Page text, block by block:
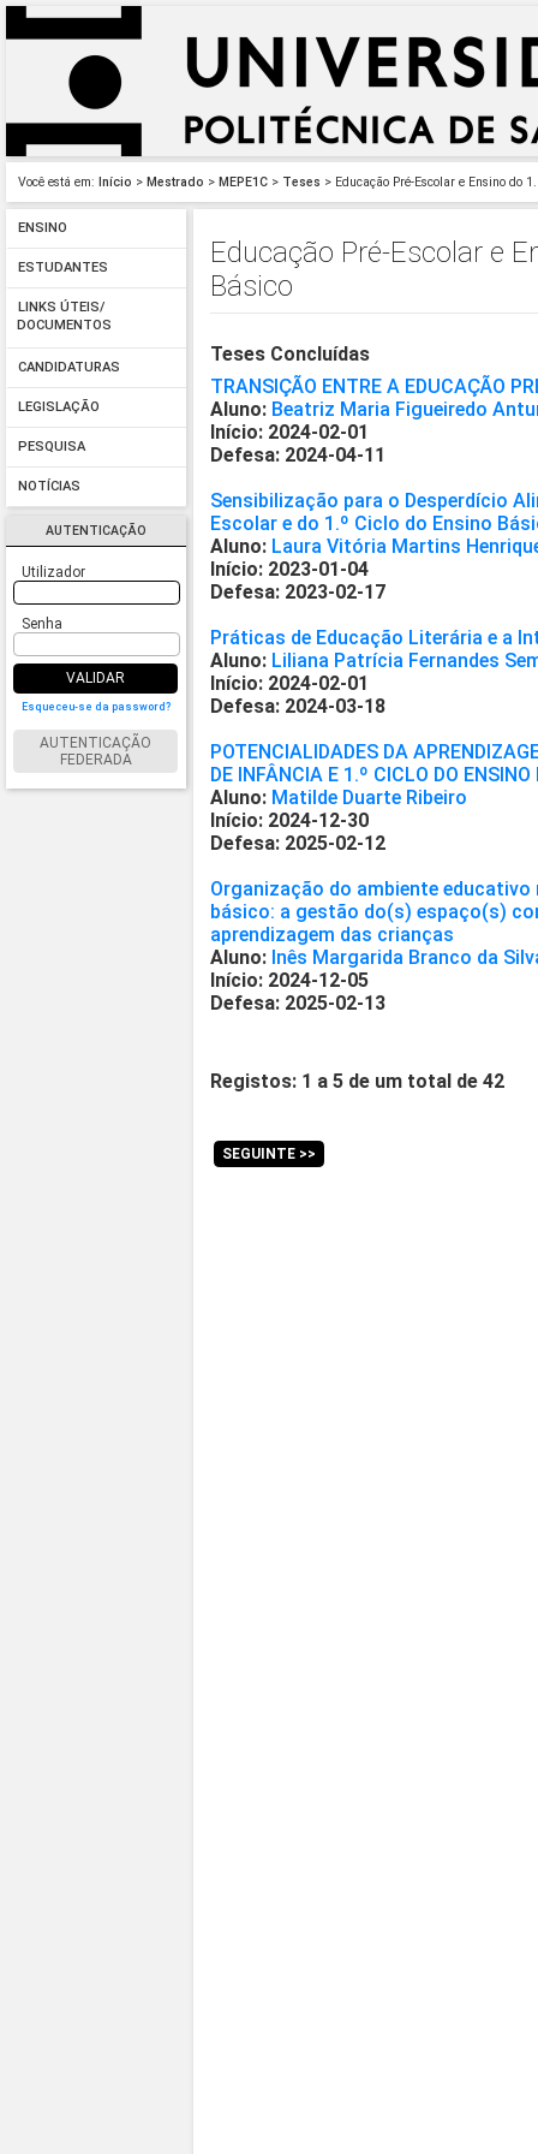
Você está em: Início > Mestrado > MEPE1C > Teses > Educação Pré-Escolar e Ensino do
ENSINO
ESTUDANTES
LINKS ÚTEIS/
DOCUMENTOS
CANDIDATURAS
LEGISLAÇÃO
PESQUISA
NOTÍCIAS
AUTENTICAÇÃO
Utilizador
Senha
VALIDAR
Esqueceu-se da password?
AUTENTICAÇÃO
FEDERADA
Educação Pré-Escolar e
Básico
Teses Concluídas
TRANSIÇÃO ENTRE A EDUCAÇÃO
Aluno: Beatriz Maria Figueiredo
Início: 2024-02-01
Defesa: 2024-04-11
Sensibilização para o Desperdício
Escolar e do 1.º Ciclo do Ensino
Aluno: Laura Vitória Martins
Início: 2023-01-04
Defesa: 2023-02-17
Práticas de Educação Literária e a
Aluno: Liliana Patrícia Fernandes
Início: 2024-02-01
Defesa: 2024-03-18
POTENCIALIDADES DA
DE INFÂNCIA E 1.º CICLO DO
Aluno: Matilde Duarte Ribeiro
Início: 2024-12-30
Defesa: 2025-02-12
Organização do ambiente
básico: a gestão do(s) espaço(s)
aprendizagem das crianças
Aluno: Inês Margarida Branco da
Início: 2024-12-05
Defesa: 2025-02-13
Registos: 1 a 5 de um total de 42